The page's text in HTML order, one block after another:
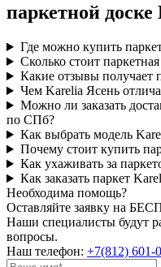
паркетной
Где можно купить
Сколько стоит
Какие отзывы получает
Чем Karelia Ясень
Можно ли заказать
по СПб?
Как выбрать модель
Почему стоит купить
Как ухаживать за
Как заказать паркет
Необходима помощь?
Оставляйте заявку на
Наши специалисты будут
вопросы.
Наш телефон: +7(812) 601-